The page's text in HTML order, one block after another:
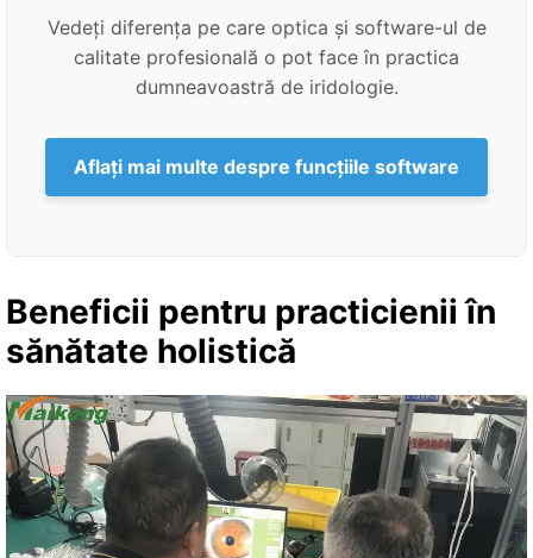
Vedeți diferența pe care optica și software-ul de
calitate profesională o pot face în practica
dumneavoastră de iridologie.
Aflați mai multe despre funcțiile software
Beneficii pentru practicienii în
sănătate holistică